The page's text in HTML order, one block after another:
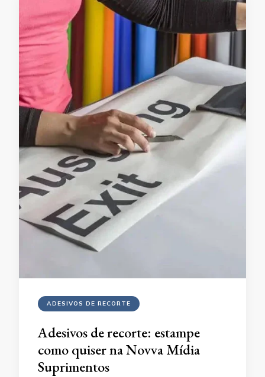
ADESIVOS DE RECORTE
Adesivos de recorte: estampe
como quiser na Novva Mídia
Suprimentos